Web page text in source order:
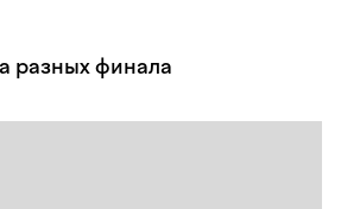
разных финала